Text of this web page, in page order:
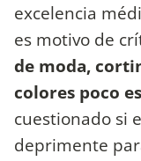
excelencia
es motivo de
de moda,
colores poco
cuestionado si
deprimente